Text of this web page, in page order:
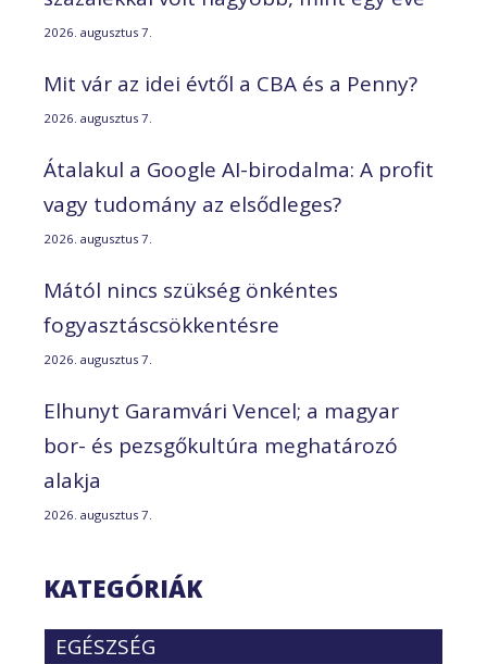
2026. augusztus 7.
Mit vár az idei évtől a CBA és a Penny?
2026. augusztus 7.
Átalakul a Google AI-birodalma: A profit
vagy tudomány az elsődleges?
2026. augusztus 7.
Mától nincs szükség önkéntes
fogyasztáscsökkentésre
2026. augusztus 7.
Elhunyt Garamvári Vencel; a magyar
bor- és pezsgőkultúra meghatározó
alakja
2026. augusztus 7.
KATEGÓRIÁK
EGÉSZSÉG